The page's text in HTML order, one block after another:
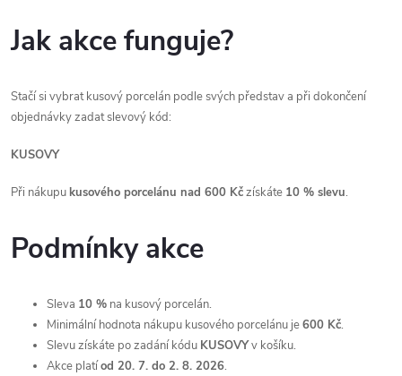
Jak akce funguje?
Stačí si vybrat kusový porcelán podle svých představ a při dokončení
objednávky zadat slevový kód:
KUSOVY
Při nákupukusového porcelánu nad 600 Kčzískáte 10 % slevu.
Podmínky akce
Sleva 10 % na kusový porcelán.
Minimální hodnota nákupu kusového porcelánu je600 Kč.
Slevu získáte po zadání kódu KUSOVYv košíku.
Akce platíod 20. 7. do 2. 8. 2026.